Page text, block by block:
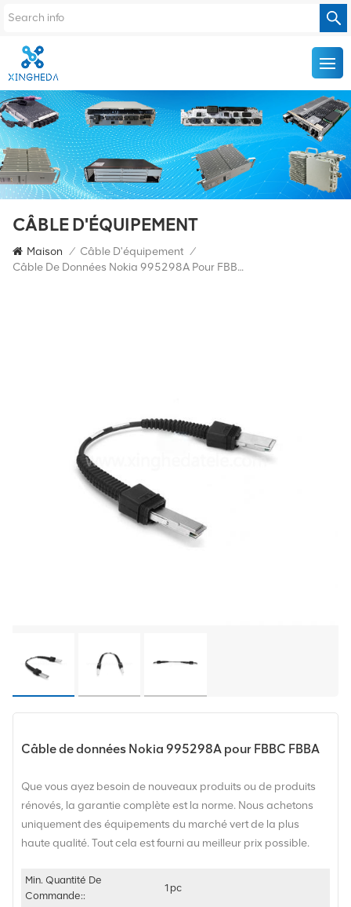
CÂBLE D'ÉQUIPEMENT
Maison / Câble D'équipement /
Câble De Données Nokia 995298A Pour FBBC FBBA
Câble de données Nokia 995298A pour FBBC FBBA
Que vous ayez besoin de nouveaux produits ou de produits
rénovés, la garantie complète est la norme. Nous achetons
uniquement des équipements du marché vert de la plus
haute qualité. Tout cela est fourni au meilleur prix possible.
Min. Quantité De
Commande::
1pc